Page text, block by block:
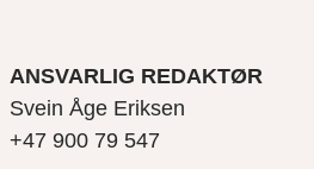
ANSVARLIG REDAKTØR
Svein Åge Eriksen
+47 900 79 547